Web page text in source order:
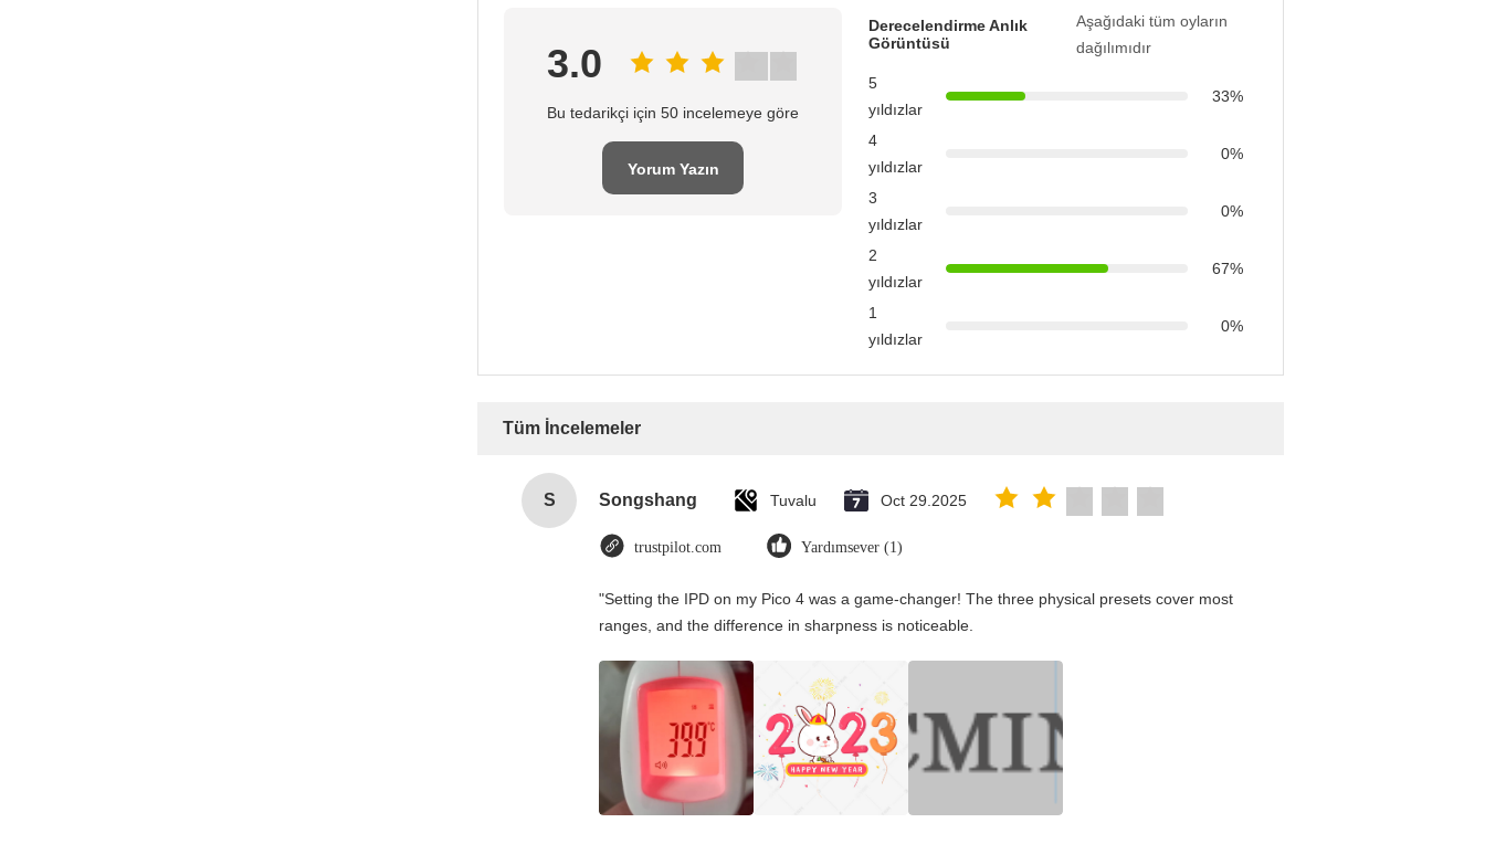
3.0
Bu tedarikçi için 50 incelemeye göre
Yorum Yazın
Derecelendirme Anlık
Görüntüsü
Aşağıdaki tüm oyların
dağılımıdır
5
yıldızlar
33%
4
yıldızlar
0%
3
yıldızlar
0%
2
yıldızlar
67%
1
yıldızlar
0%
Tüm İncelemeler
S Songshang Tuvalu Oct 29.2025
trustpilot.com Yardımsever (1)
"Setting the IPD on my Pico 4 was a game-changer! The three physical presets cover most
ranges, and the difference in sharpness is noticeable.